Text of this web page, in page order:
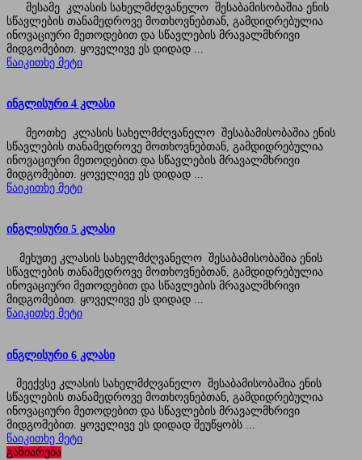
მესამე კლასის სახელმძღვანელო შესაბამისობაშია ენის
სწავლების თანამედროვე მოთხოვნებთან, გამდიდრებულია
ინოვაციური მეთოდებით და სწავლების მრავალმხრივი
მიდგომებით. ყოველივე ეს დიდად ...
წაიკითხე მეტი
ინგლისური 4 კლასი
მეოთხე კლასის სახელმძღვანელო შესაბამისობაშია ენის
სწავლების თანამედროვე მოთხოვნებთან, გამდიდრებულია
ინოვაციური მეთოდებით და სწავლების მრავალმხრივი
მიდგომებით. ყოველივე ეს დიდად ...
წაიკითხე მეტი
ინგლისური 5 კლასი
მეხუთე კლასის სახელმძღვანელო შესაბამისობაშია ენის
სწავლების თანამედროვე მოთხოვნებთან, გამდიდრებულია
ინოვაციური მეთოდებით და სწავლების მრავალმხრივი
მიდგომებით. ყოველივე ეს დიდად ...
წაიკითხე მეტი
ინგლისური 6 კლასი
მეექვსე კლასის სახელმძღვანელო შესაბამისობაშია ენის
სწავლების თანამედროვე მოთხოვნებთან, გამდიდრებულია
ინოვაციური მეთოდებით და სწავლების მრავალმხრივი
მიდგომებით. ყოველივე ეს დიდად შეუწყობს ...
წაიკითხე მეტი
გაზიარება